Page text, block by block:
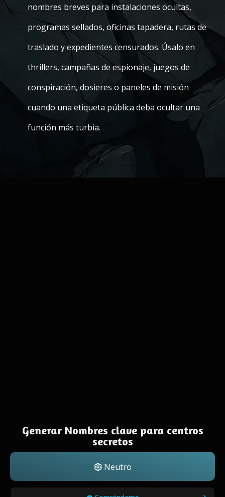
nombres breves para instalaciones ocultas,
programas sellados, oficinas tapadera, rutas de
traslado y expedientes censurados. Úsalo en
thrillers, campañas de espionaje, juegos de
conspiración, dosieres o paneles de misión
cuando una etiqueta pública deba ocultar una
función más turbia.
Generar Nombres clave para centros
secretos
Neutro